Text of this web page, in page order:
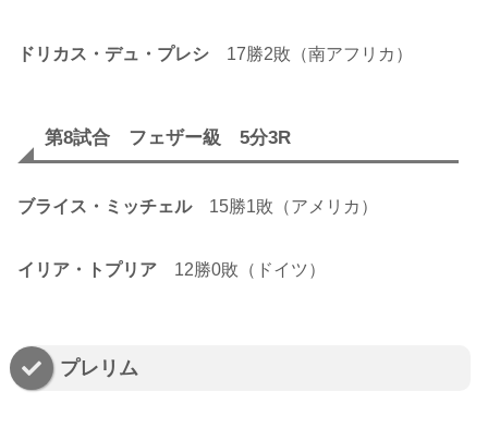
ドリカス・デュ・プレシ 17勝2敗（南アフリカ）
第8試合 フェザー級 5分3R
ブライス・ミッチェル15勝1敗（アメリカ）
イリア・トプリア 12勝0敗（ドイツ）
プレリム